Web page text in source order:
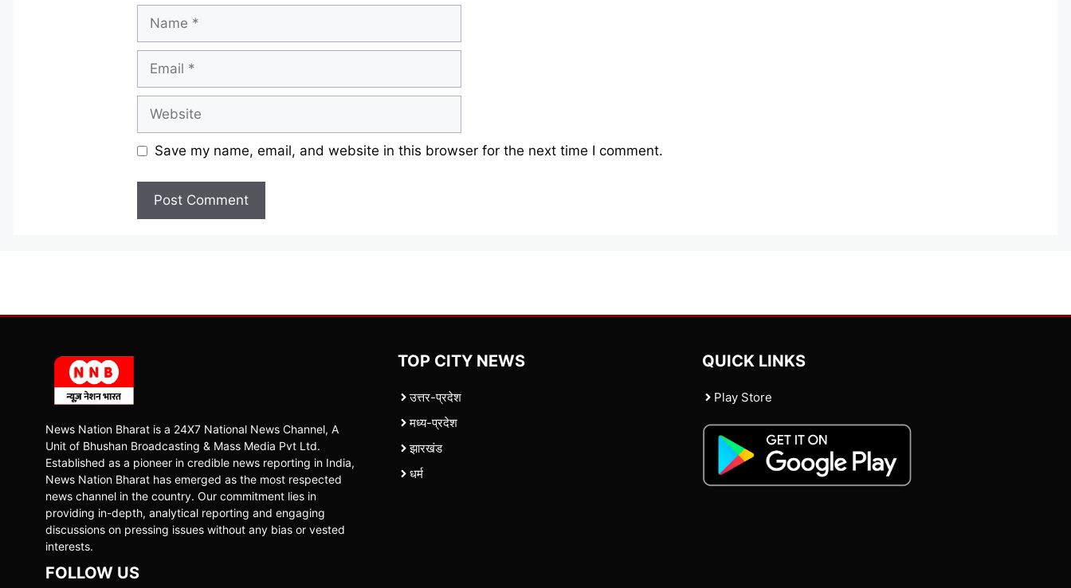
Name
Email
Website
Save my name, email, and website in this browser for the next time I comment.
News Nation Bharat is a 24X7 National News Channel, A
Unit of Bhushan Broadcasting & Mass Media Pvt Ltd.
Established as a pioneer in credible news reporting in India,
News Nation Bharat has emerged as the most respected
news channel in the country. Our commitment lies in
providing in-depth, analytical reporting and engaging
discussions on pressing issues without any bias or vested
interests.
FOLLOW US
TOP CITY NEWS
उत्तर-प्रदेश
मध्य-प्रदेश
झारखंड
धर्म
QUICK LINKS
Play Store